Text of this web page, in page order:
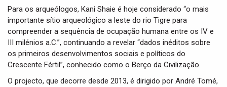
Para os arqueólogos, Kani Shaie é hoje considerado “o mais
importante sítio arqueológico a leste do rio Tigre para
compreender a sequência de ocupação humana entre os IV e
III milénios a.C.”, continuando a revelar “dados inéditos sobre
os primeiros desenvolvimentos sociais e políticos do
Crescente Fértil”, conhecido como o Berço da Civilização.
O projecto, que decorre desde 2013, é dirigido por André Tomé,